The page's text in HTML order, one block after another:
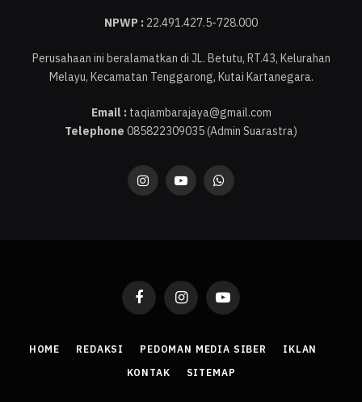
NPWP : 22.491.427.5-728.000
Perusahaan ini beralamatkan di JL. Betutu, RT.43, Kelurahan
Melayu, Kecamatan Tenggarong, Kutai Kartanegara.
Email :taqiambarajaya@gmail.com
Telephone 085822309035 (Admin Suarastra)
InstagramYouTubeWhatsApp
FacebookInstagramYouTube
HOME REDAKSI PEDOMAN MEDIA SIBER
IKLAN
KONTAK
SITEMAP